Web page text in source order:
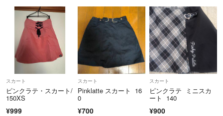
スカート
ピンクラテ・スカート/
150XS
¥999
スカート
Pinklatte スカート 16
0
¥700
スカート
ピンクラテ ミニスカ
ート 140
¥900